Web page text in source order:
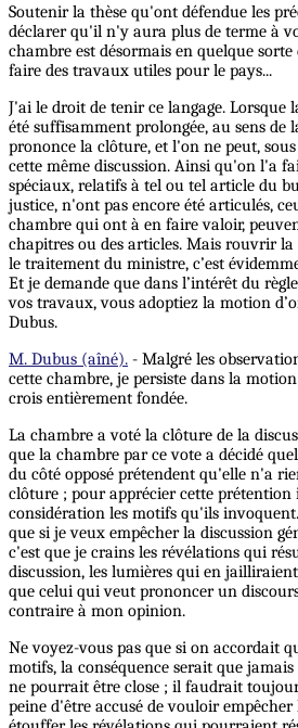
Soutenir la thèse qu'ont défendue les
déclarer qu'il n'y aura plus de terme à
chambre est désormais en quelque
faire des travaux utiles pour le pays...
J'ai le droit de tenir ce langage. Lorsque
été suffisamment prolongée, au sens de
prononce la clôture, et l'on ne peut,
cette même discussion. Ainsi qu'on l'a
spéciaux, relatifs à tel ou tel article du
justice, n'ont pas encore été articulés,
chambre qui ont à en faire valoir,
chapitres ou des articles. Mais rouvrir
le traitement du ministre, c’est
Et je demande que dans l’intérêt du
vos travaux, vous adoptiez la motion
Dubus.
M. Dubus (aîné). - Malgré les
cette chambre, je persiste dans la
crois entièrement fondée.
La chambre a voté la clôture de la
que la chambre par ce vote a décidé
du côté opposé prétendent qu'elle n'a
clôture ; pour apprécier cette
considération les motifs qu'ils
que si je veux empêcher la discussion
c'est que je crains les révélations qui
discussion, les lumières qui en
que celui qui veut prononcer un
contraire à mon opinion.
Ne voyez-vous pas que si on accordait
motifs, la conséquence serait que
ne pourrait être close ; il faudrait
peine d'être accusé de vouloir